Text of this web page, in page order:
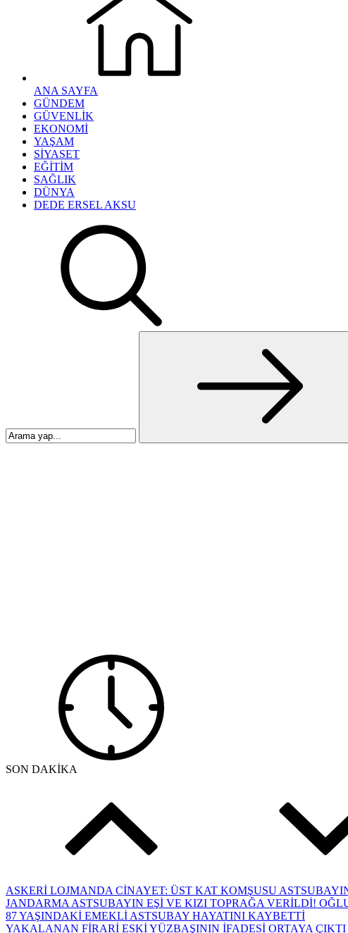
ANA SAYFA
GÜNDEM
GÜVENLİK
EKONOMİ
YAŞAM
SİYASET
EĞİTİM
SAĞLIK
DÜNYA
DEDE ERSEL AKSU
SON DAKİKA
ASKERİ LOJMANDA CİNAYET: ÜST KAT KOMŞUSU
JANDARMA ASTSUBAYIN EŞİ VE KIZI TOPRAĞA VERİLDİ!
87 YAŞINDAKİ EMEKLİ ASTSUBAY HAYATINI KAYBETTİ
YAKALANAN FİRARİ ESKİ YÜZBAŞININ İFADESİ ORTAYA ÇIKTI